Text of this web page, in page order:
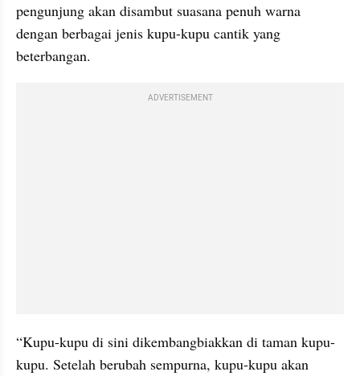
pengunjung akan disambut suasana penuh warna
dengan berbagai jenis kupu-kupu cantik yang
beterbangan.
ADVERTISEMENT
“Kupu-kupu di sini dikembangbiakkan di taman kupu-
kupu. Setelah berubah sempurna, kupu-kupu akan